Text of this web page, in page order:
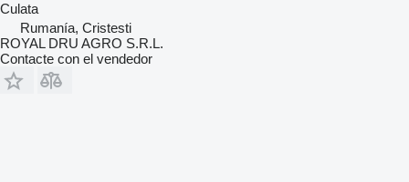
Culata
Rumanía, Cristesti
ROYAL DRU AGRO S.R.L.
Contacte con el vendedor